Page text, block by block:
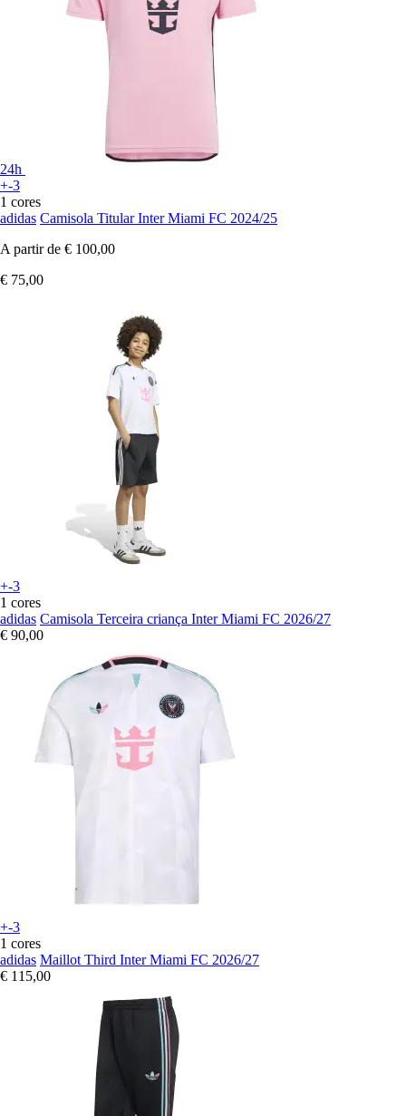
24h
+-3
1 cores
adidas Camisola Titular Inter Miami FC 2024/25
A partir de € 100,00
€ 75,00
+-3
1 cores
adidas Camisola Terceira criança Inter Miami FC 2026/27
€ 90,00
+-3
1 cores
adidas Maillot Third Inter Miami FC 2026/27
€ 115,00